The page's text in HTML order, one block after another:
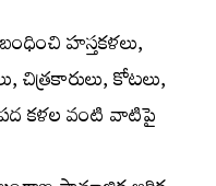
హస్తకళలు,
చిత్రకారులు, కోటలు,
కళల వంటి వాటిపై